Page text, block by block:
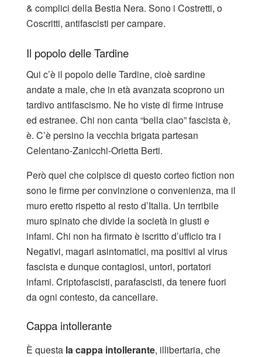
& complici della Bestia Nera. Sono i Costretti, o
Coscritti, antifascisti per campare.
Il popolo delle Tardine
Qui c’è il popolo delle Tardine, cioè sardine
andate a male, che in età avanzata scoprono un
tardivo antifascismo. Ne ho viste di firme intruse
ed estranee. Chi non canta “bella ciao” fascista è,
è. C’è persino la vecchia brigata partesan
Celentano-Zanicchi-Orietta Berti.
Però quel che colpisce di questo corteo fiction non
sono le firme per convinzione o convenienza, ma il
muro eretto rispetto al resto d’Italia. Un terribile
muro spinato che divide la società in giusti e
infami. Chi non ha firmato è iscritto d’ufficio tra i
Negativi, magari asintomatici, ma positivi al virus
fascista e dunque contagiosi, untori, portatori
infami. Criptofascisti, parafascisti, da tenere fuori
da ogni contesto, da cancellare.
Cappa intollerante
È questa la cappa intollerante, illibertaria, che